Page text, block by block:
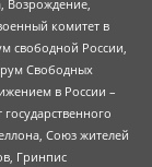
Возрождение,
комитет в
свободной России,
Свободных
в России –
Союз жителей
Гринпис